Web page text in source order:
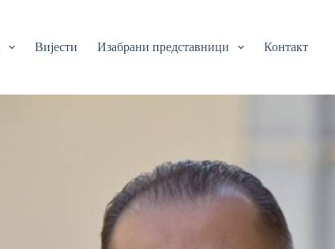
Вијести Изабрани представници Контакт